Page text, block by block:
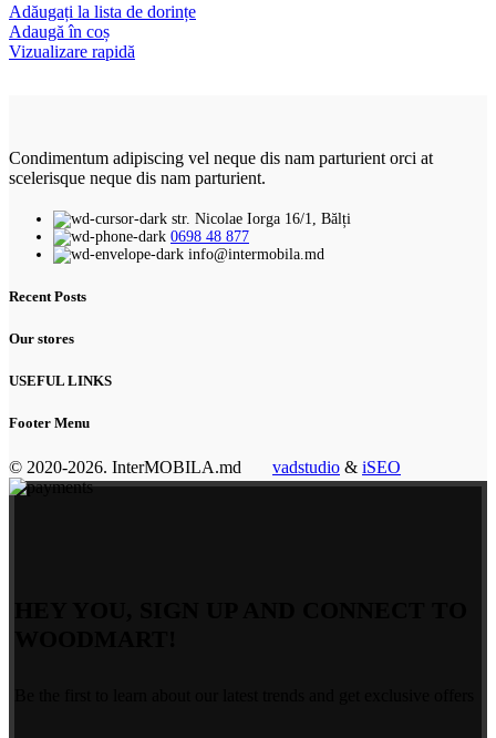
Adăugați la lista de dorințe
Adaugă în coș
Vizualizare rapidă
Condimentum adipiscing vel neque dis nam parturient orci at
scelerisque neque dis nam parturient.
str. Nicolae Iorga 16/1, Bălți
0698 48 877
info@intermobila.md
Recent Posts
Our stores
USEFUL LINKS
Footer Menu
© 2020-2026. InterMOBILA.md vadstudio & iSEO